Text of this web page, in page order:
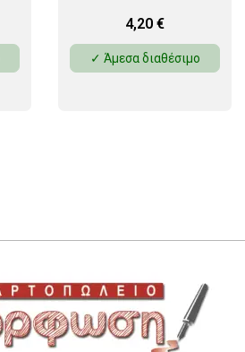
4,20 €
✓ Άμεσα διαθέσιμο